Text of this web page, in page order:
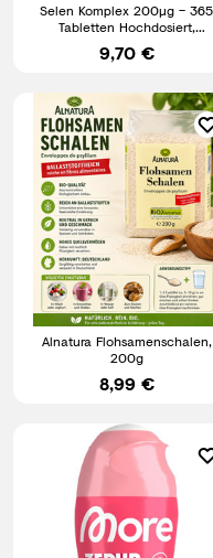
Selen Komplex 200µg – 365
Tabletten Hochdosiert,
Selenhefe,
Selenmethionin,Vegan
9,70 €
Alnatura Flohsamenschalen,
200g
8,99 €